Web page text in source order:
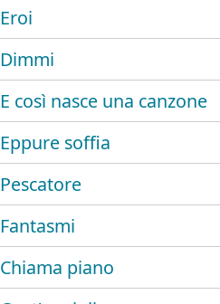
Eroi
Dimmi
E così nasce una canzone
Eppure soffia
Pescatore
Fantasmi
Chiama piano